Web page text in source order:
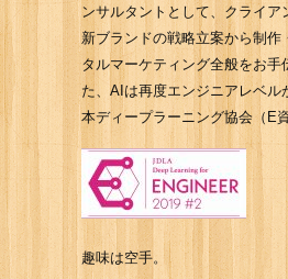
ンサルタントとして、クライア
新ブランドの戦略立案から制作
タルマーケティング全般をお手
た、AIは再度エンジニアレベル
本ディープラーニング協会（E
趣味は空手。